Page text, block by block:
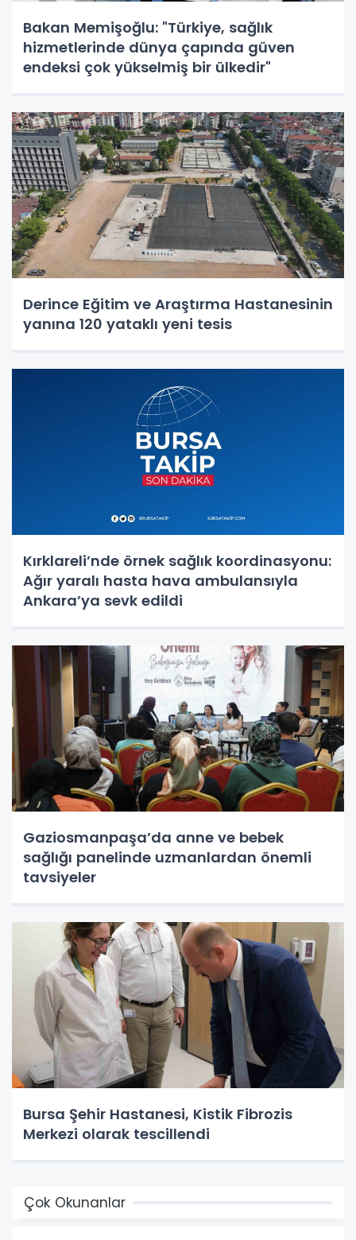
Bakan Memişoğlu: "Türkiye, sağlık
hizmetlerinde dünya çapında güven
endeksi çok yükselmiş bir ülkedir"
Derince Eğitim ve Araştırma Hastanesinin
yanına 120 yataklı yeni tesis
Kırklareli’nde örnek sağlık koordinasyonu:
Ağır yaralı hasta hava ambulansıyla
Ankara’ya sevk edildi
Gaziosmanpaşa’da anne ve bebek
sağlığı panelinde uzmanlardan önemli
tavsiyeler
Bursa Şehir Hastanesi, Kistik Fibrozis
Merkezi olarak tescillendi
Çok Okunanlar